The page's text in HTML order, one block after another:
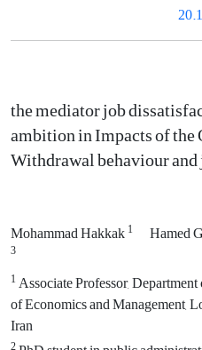
the mediator job
ambition in Impacts of
Withdrawal behaviour
Mohammad Hakkak1 Hamed
3
1Associate Professor,
of Economics and Management,
Iran